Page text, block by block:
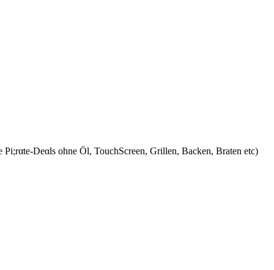
Dеαls ohne Öl, TouchScreen, Grillen, Backen, Braten etc)